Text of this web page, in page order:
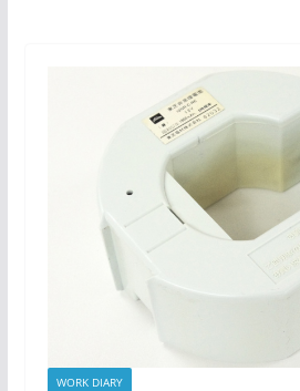
WORK DIARY